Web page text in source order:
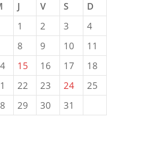
J V S
D
1
2 3
4
8 9 10
11
15 16 17
18
22 23 24
25
29 30 31